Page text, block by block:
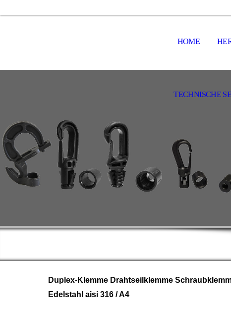
HOME
TECHNISCHE
Duplex-Klemme Drahtseilklemme
Edelstahl aisi 316 / A4